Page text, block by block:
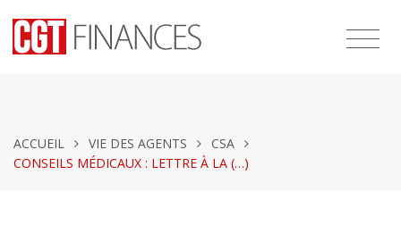
ACCUEIL VIE DES AGENTS
CSA
CONSEILS MÉDICAUX : LETTRE À LA (…)